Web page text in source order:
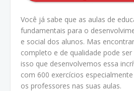
Você já sabe que as aulas de
fundamentais para o
e social dos alunos. Mas
completo e de qualidade pode
isso que desenvolvemos essa
com 600 exercícios
os professores nas suas aulas.